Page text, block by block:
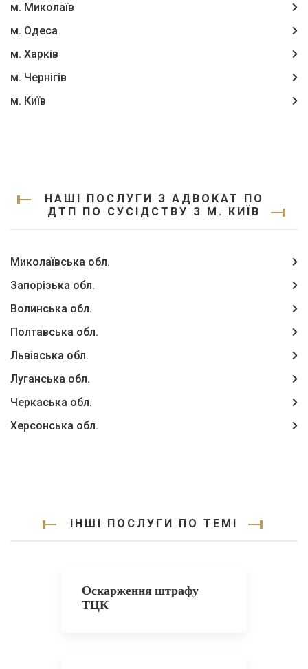
м. Миколаїв
м. Одеса
м. Харків
м. Чернігів
м. Київ
НАШІ ПОСЛУГИ З АДВОКАТ ПО
ДТП ПО СУСІДСТВУ З М. КИЇВ
Миколаївська обл.
Запорізька обл.
Волинська обл.
Полтавська обл.
Львівська обл.
Луганська обл.
Черкаська обл.
Херсонська обл.
ІНШІ ПОСЛУГИ ПО ТЕМІ
Оскарження штрафу
ТЦК